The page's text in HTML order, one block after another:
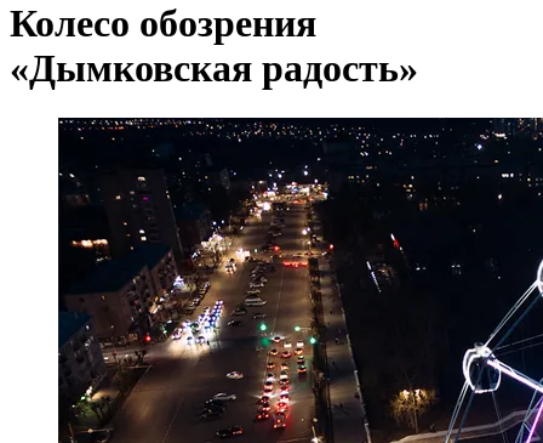
Колесо обозрения
«Дымковская радость»